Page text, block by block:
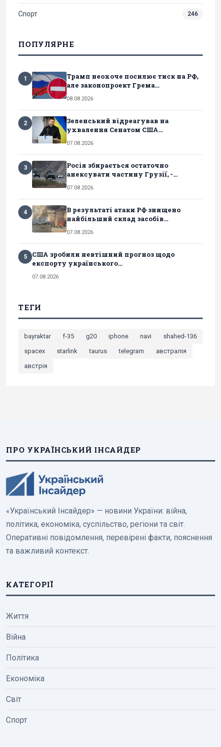
Спорт 246
ПОПУЛЯРНЕ
1
Трамп неохоче посилює тиск на РФ,
але законопроект Грема...
08.08.2026
2
Зеленський відреагував на
ухвалення Сенатом США...
07.08.2026
3
Росія збирається остаточно
анексувати частину Грузії, -...
07.08.2026
4
В результаті атаки РФ знищено
найбільший склад засобів...
07.08.2026
5
США зробили невтішний прогноз щодо
експорту українського...
07.08.2026
ТЕГИ
bayraktar f-35 g20 iphone navi
shahed-136
spacex
starlink taurus telegram
австралія
австрія
ПРО УКРАЇНСЬКИЙ ІНСАЙДЕР
«Український Інсайдер» — новини України: війна,
політика, економіка, суспільство, регіони та світ.
Оперативні повідомлення, перевірені факти, пояснення
та важливий контекст.
КАТЕГОРІЇ
Життя
Війна
Політика
Економіка
Світ
Спорт